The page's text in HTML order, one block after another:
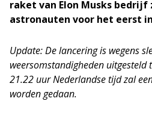
raket van Elon Musks bedrijf
astronauten voor het eerst
Update: De lancering is wegens
weersomstandigheden uitgesteld
21.22 uur Nederlandse tijd zal
worden gedaan.